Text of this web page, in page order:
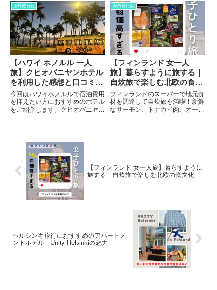
使い心地、日本での購入方法も詳
しくご紹介します。
ーやデパートで手軽に買えるおす
すめアイテムを紹介。お土産選び
の参考に！
海外旅行記
【ハワイ ホノルル 一人
旅】クヒオバニヤンホテル
を利用した感想と口コミ評
判。
今回はハワイホノルルで宿泊費用
を抑えたい方におすすめのホテル
をご紹介します。クヒオバニヤン
した。実際に宿泊した感想と口コ
ミ評判をまとめました。女子一人
でも問題なく過ごせましたよ。
海外旅行記
【フィンランド 女一人
旅】暮らすように旅する｜
自炊旅で楽しむ北欧の食文
化
フィンランドのスーパーで地元食
材を調達して自炊旅を満喫！新鮮
なサーモン、トナカイ肉、オート
【フィンランド 女一人旅】暮らすように
旅する｜自炊旅で楽しむ北欧の食文化
ヘルシンキ旅行におすすめのアパートメ
ントホテル｜Unity Helsinkiの魅力